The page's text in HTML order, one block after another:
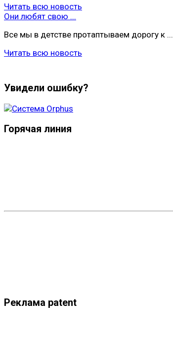
Читать всю новость
Они любят свою ...
Все мы в детстве протаптываем дорогу к ...
Читать всю новость
Увидели ошибку?
Горячая линия
Реклама patent